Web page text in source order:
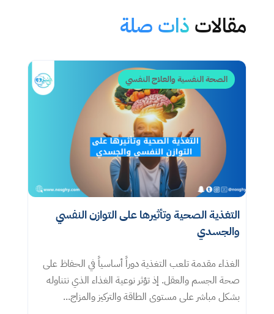
مقالات ذات صلة
الصحة النفسية والعلاج النفسي
التغذية الصحية وتأثيرها على التوازن النفسي
والجسدي
الغذاء مقدمة تلعب التغذية دوراً أساسياً في الحفاظ على
صحة الجسم والعقل. إذ تؤثر نوعية الغذاء الذي نتناوله
بشكل مباشر على مستوى الطاقة والتركيز والمزاج...